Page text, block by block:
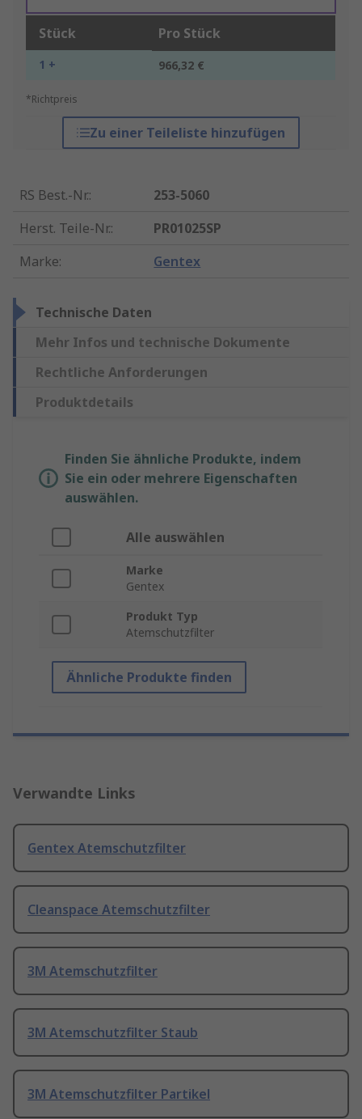
Stück Pro Stück
1 + 966,32 €
*Richtpreis
Zu einer Teileliste hinzufügen
RS Best.-Nr.:
253-5060
Herst. Teile-Nr.:
PR01025SP
Marke: Gentex
Technische Daten
Mehr Infos und technische Dokumente
Rechtliche Anforderungen
Produktdetails
Finden Sie ähnliche Produkte, indem
Sie ein oder mehrere Eigenschaften
auswählen.
Alle auswählen
Marke
Gentex
Produkt Typ
Atemschutzfilter
Ähnliche Produkte finden
Verwandte Links
Gentex Atemschutzfilter
Cleanspace Atemschutzfilter
3M Atemschutzfilter
3M Atemschutzfilter Staub
3M Atemschutzfilter Partikel